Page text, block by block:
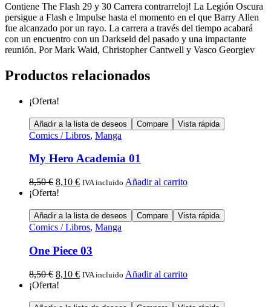
Contiene The Flash 29 y 30 Carrera contrarreloj! La Legión Oscura
persigue a Flash e Impulse hasta el momento en el que Barry Allen
fue alcanzado por un rayo. La carrera a través del tiempo acabará
con un encuentro con un Darkseid del pasado y una impactante
reunión. Por Mark Waid, Christopher Cantwell y Vasco Georgiev
Productos relacionados
¡Oferta!
Añadir a la lista de deseos Compare Vista rápida
Comics / Libros, Manga
My Hero Academia 01
8,50€ 8,10 € IVA incluido Añadir al carrito
¡Oferta!
Añadir a la lista de deseos Compare Vista rápida
Comics / Libros, Manga
One Piece 03
8,50€ 8,10 € IVA incluido Añadir al carrito
¡Oferta!